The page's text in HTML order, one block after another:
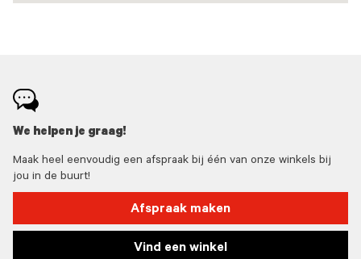
We helpen je graag!
Maak heel eenvoudig een afspraak bij één van onze winkels bij
jou in de buurt!
Afspraak maken
Vind een winkel